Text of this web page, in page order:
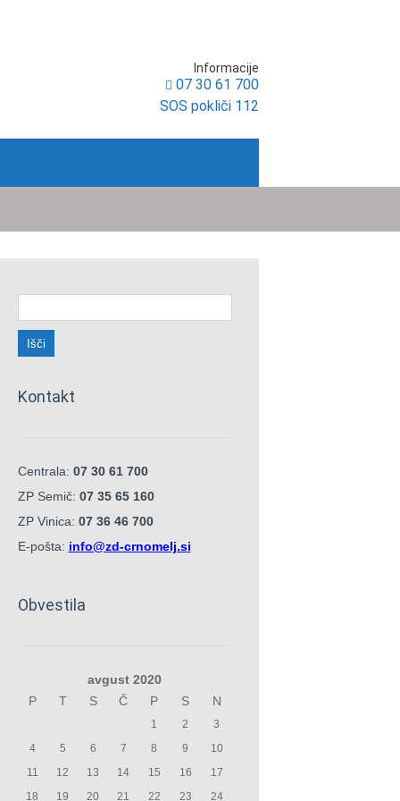
Informacije
07 30 61 700
SOS pokliči 112
Kontakt
Centrala: 07 30 61 700
ZP Semič: 07 35 65 160
ZP Vinica: 07 36 46 700
E-pošta: info@zd-crnomelj.si
Obvestila
avgust 2020
P
T S Č P S N
1 2
3
4
5 6 7 8 9
10
11
12 13 14 15 16
17
18
19 20 21 22 23
24